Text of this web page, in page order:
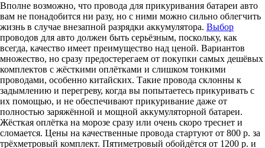
Вполне возможно, что провода для прикуривания батареи авто
вам не понадобится ни разу, но с ними можно сильно облегчить
жизнь в случае внезапной разрядки аккумулятора. Выбор
проводов для авто должен быть серьёзным, поскольку, как
всегда, качество имеет преимущество над ценой. Вариантов
множество, но сразу предостерегаем от покупки самых дешёвых
комплектов с жёсткими оплётками и слишком тонкими
проводами, особенно китайских. Такие провода склонны к
задымлению и перегреву, когда вы попытаетесь прикуривать с
их помощью, и не обеспечивают прикуривание даже от
полностью заряжённой и мощной аккумуляторной батареи.
Жёсткая оплётка на морозе сразу или очень скоро треснет и
сломается. Цены на качественные провода стартуют от 800 р. за
трёхметровый комплект. Пятиметровый обойдётся от 1200 р. и